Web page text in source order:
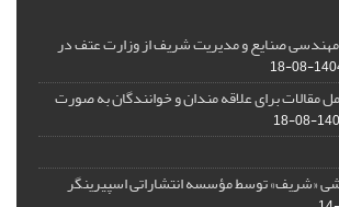
صنایع و مدیریت شریف از وزارت عتف در
1404-
مقالات برای علاقه مندان و خوانندگان به صورت
1404-
«شریف» توسط مؤسسه انتشاراتی اسپیرینگر